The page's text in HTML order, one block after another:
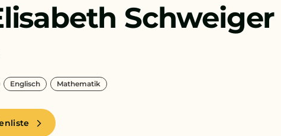
Schweiger
Englisch Mathematik